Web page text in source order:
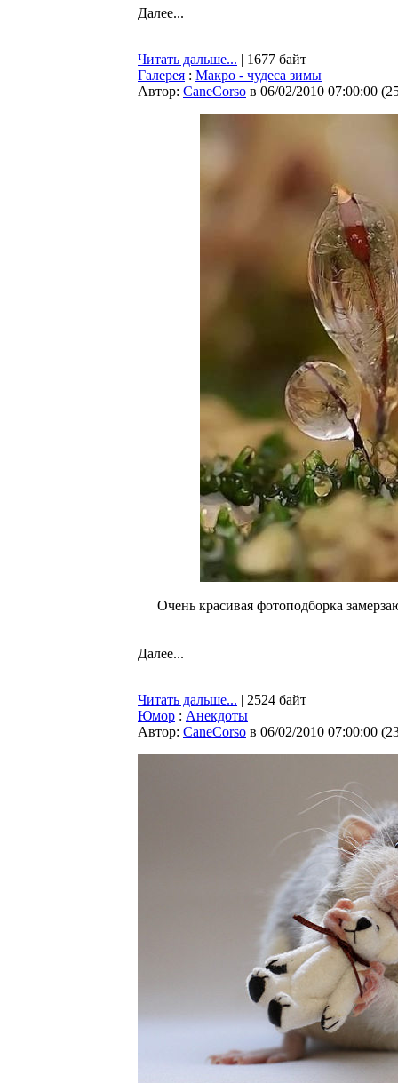
Далее...
Читать дальше... | 1677 байт
Галерея : Макро - чудеса зимы
Автор: CaneCorso в 06/02/2010 07:00:00 (
Очень красивая фотоподборка
Далее...
Читать дальше... | 2524 байт
Юмор : Анекдоты
Автор: CaneCorso в 06/02/2010 07:00:00 (